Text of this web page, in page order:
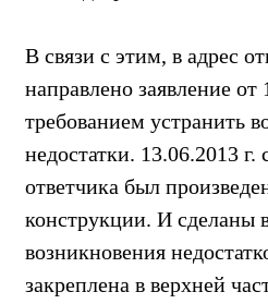
В связи с этим, в адрес
направлено заявление от
требованием устранить
недостатки. 13.06.2013
ответчика был
конструкции. И сделаны
возникновения
закреплена в верхней